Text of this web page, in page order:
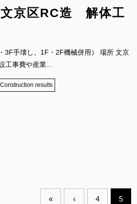
文京区RC造 解体工
3F手壊し、1F・2F機械併用） 場所 文京
工事費や産業...
Construction results
« ‹ 4 5